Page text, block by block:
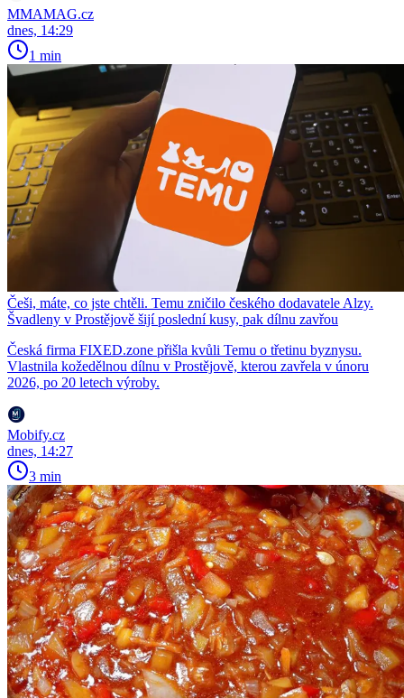
MMAMAG.cz
dnes, 14:29
1 min
Češi, máte, co jste chtěli. Temu zničilo českého dodavatele Alzy.
Švadleny v Prostějově šijí poslední kusy, pak dílnu zavřou
Česká firma FIXED.zone přišla kvůli Temu o třetinu byznysu.
Vlastnila kožedělnou dílnu v Prostějově, kterou zavřela v únoru
2026, po 20 letech výroby.
Mobify.cz
dnes, 14:27
3 min